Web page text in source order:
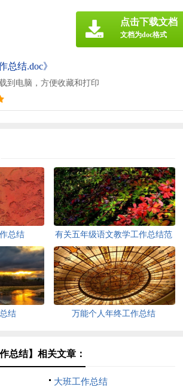
总结.doc》
到电脑，方便收藏和打印
点击下载文档
文档为doc格式
总结
有关五年级语文教学工作总结范
文
结 万能个人年终工作总结
总结】相关文章：
大班工作总结